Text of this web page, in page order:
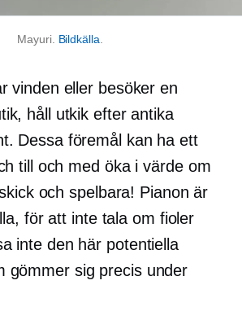
Mayuri. Bildkälla.
vinden eller besöker en
håll utkik efter antika
Dessa föremål kan ha ett
till och med öka i värde om
och spelbara! Pianon är
för att inte tala om fioler
inte den här potentiella
gömmer sig precis under